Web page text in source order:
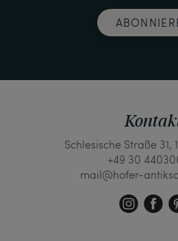
Schlesische Straße 31,
+49 30
mail@hofer-